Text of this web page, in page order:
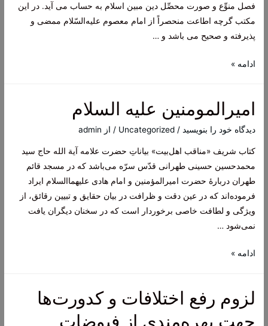
فصل منوِّع و صورت محصِّل دین مبین اسلام به حساب مى ‌آید. در این
مکتب گرچه اطاعت منحصراً از امام معصوم علیه‌السّلام ممضى و
پذیرفته و صحیح مى ‌باشد و …
امام
علیه
السلام
ادامه »
امیرالمومنین علیه السلام
دیدگاه‌ خود را بنویسید /
Uncategorized / از admin
کتاب شریف «مناقب اهل‌بیت» بیاناتِ حضرت علامه آیة الله حاج سید
محمد‌حسین حسینی طهرانی قدّس سرّه می‌باشد که در مسجد قائم
طهران دربارۀ حضرت امیرالمؤمنین و امام هادی علیهما‌السلام ایراد
فرموده‌اند که در عین دقت و ظرافت در بیان حقایق و تبیین رقائق، از
ویژگی و لطافت خاصی برخوردار است که در سخنان دیگران یافت
نمی‌شود …
امیرالمومنین
ادامه »
لزوم رفع اختلافات و کدورت‌ها
جهت بهره‌مندی از فیوضات